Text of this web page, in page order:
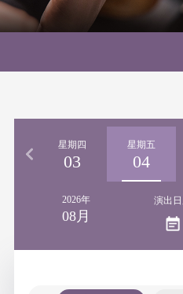
星期四
03
星期五
04
2026年
08月
演出